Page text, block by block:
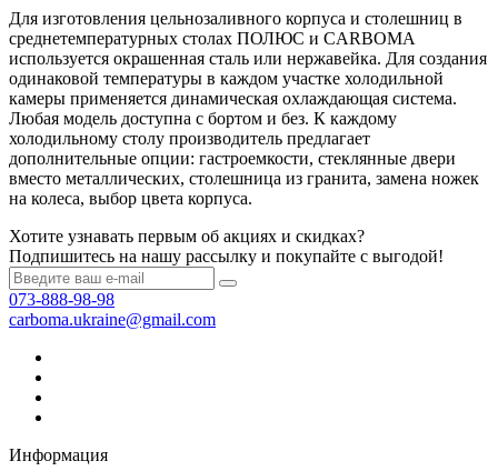
Для изготовления цельнозаливного корпуса и столешниц в
среднетемпературных столах ПОЛЮС и CARBOMA
используется окрашенная сталь или нержавейка. Для создания
одинаковой температуры в каждом участке холодильной
камеры применяется динамическая охлаждающая система.
Любая модель доступна с бортом и без. К каждому
холодильному столу производитель предлагает
дополнительные опции: гастроемкости, стеклянные двери
вместо металлических, столешница из гранита, замена ножек
на колеса, выбор цвета корпуса.
Хотите узнавать первым об акциях и скидках?
Подпишитесь на нашу рассылку и покупайте с выгодой!
073-888-98-98
carboma.ukraine@gmail.com
Информация